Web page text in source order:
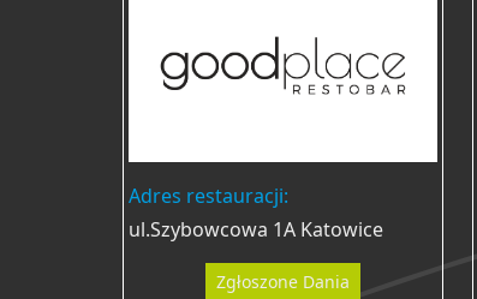
Adres restauracji:
ul.Szybowcowa 1A Katowice
Zgłoszone Dania